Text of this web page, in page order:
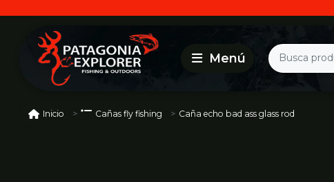
Inicio Cañas fly fishing Caña echo bad ass glass rod